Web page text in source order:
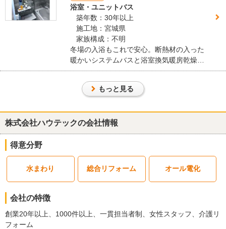
全体を通して丁寧にリフォームを進めていただきました。他の会社
は見積もりの送付だけでしたが貴社は当初からオンラインでの面談
を提案してくれました。こちらが遠方でしたので土日しか展示場や
仕様の説明など対応出来ないところ、休日にもかかわらず対応して
いただきました。仕上がりも良く満足しています。
この会社に決めた理由
歴史のある会社をオーダーしました。
リフォーム会社からの返答
この度は大変励みになる口コミをご投稿いただき、誠にありがとう
ございました。仕上がりにご満足いただけたとのお言葉、スタッフ
一同大変嬉しく拝読いたしました。
遠方にお住まいということもあり、限られたお時間の中でいかに安
心してリフォームを進めていただけるかを第一に考え、オンライン
面談や休日のご案内をご提案させていただきました。「丁寧に進め
てくれた」と言っていただけて安心いたしました。お忙しい中、土
日のお打ち合わせにご協力いただき、心より感謝申し上げます。
また、弊社の歴史と実績を信頼してお任せいただいたことは、私た
ちにとって大きな誇りです。そのご期待に確かな施工でお応えでき
時間を短縮、奥様の自分時間を増やす強い
味方となりました。
浴室・ユニットバス
築年数：30年以上
施工地：宮城県
家族構成：不明
冬場の入浴もこれで安心。断熱材の入った
暖かいシステムバスと浴室換気暖房乾燥機
で、これからはお風呂タイムを存分に楽し
めます。
もっと見る
株式会社ハウテックの会社情報
得意分野
水まわり 総合リフォーム オール電化
会社の特徴
創業20年以上、1000件以上、一貫担当者制、女性スタッフ、介護リ
フォーム